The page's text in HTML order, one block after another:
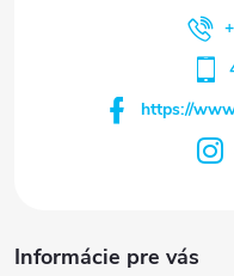
https://
Informácie pre vás